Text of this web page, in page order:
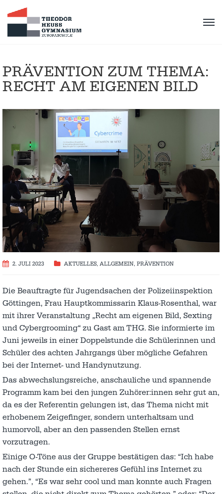
PRÄVENTION ZUM THEMA:
RECHT AM EIGENEN BILD
2. JULI 2023 AKTUELLES, ALLGEMEIN, PRÄVENTION
Die Beauftragte für Jugendsachen der Polizeiinspektion
Göttingen, Frau Hauptkommissarin Klaus-Rosenthal, war
mit ihrer Veranstaltung „Recht am eigenen Bild, Sexting
und Cybergrooming“ zu Gast am THG. Sie informierte im
Juni jeweils in einer Doppelstunde die Schülerinnen und
Schüler des achten Jahrgangs über mögliche Gefahren
bei der Internet- und Handynutzung.
Das abwechslungsreiche, anschauliche und spannende
Programm kam bei den jungen Zuhörer:innen sehr gut an,
da es der Referentin gelungen ist, das Thema nicht mit
erhobenem Zeigefinger, sondern unterhaltsam und
humorvoll, aber an den passenden Stellen ernst
vorzutragen.
Einige O-Töne aus der Gruppe bestätigen das: “Ich habe
nach der Stunde ein sichereres Gefühl ins Internet zu
gehen.”, “Es war sehr cool und man konnte auch Fragen